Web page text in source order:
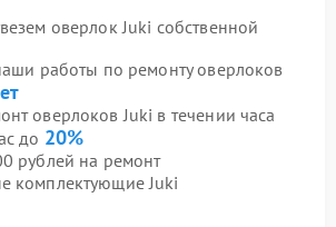
оверлок Juki собственной
работы по ремонту оверлоков
оверлоков Juki в течении часа
до 20%
рублей на ремонт
комплектующие Juki